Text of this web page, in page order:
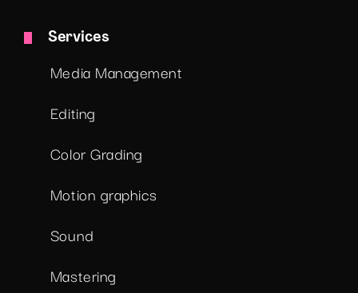
Services
Media Management
Editing
Color Grading
Motion graphics
Sound
Mastering